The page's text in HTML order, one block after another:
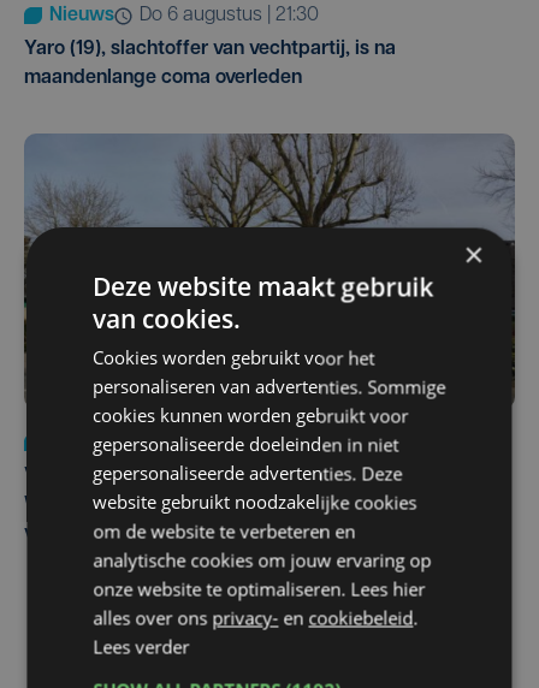
Nieuws
do 6 augustus | 21:30
Yaro (19), slachtoffer van vechtpartij, is na
maandenlange coma overleden
Nieuws
wo 5 augustus | 11:57
Vier Oostendse gynaecologen versterken dienst in AZ
West, dat ook een nieuwe voltijdse gynaecoloog
verwelkomt
×
Deze website maakt gebruik
van cookies.
Cookies worden gebruikt voor het
personaliseren van advertenties. Sommige
cookies kunnen worden gebruikt voor
gepersonaliseerde doeleinden in niet
gepersonaliseerde advertenties. Deze
website gebruikt noodzakelijke cookies
om de website te verbeteren en
analytische cookies om jouw ervaring op
onze website te optimaliseren. Lees hier
alles over ons privacy- en cookiebeleid.
Lees verder